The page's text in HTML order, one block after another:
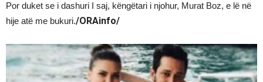
Por duket se i dashuri I saj, këngëtari i njohur, Murat Boz, e lë në
hije atë me bukuri./ORAinfo/